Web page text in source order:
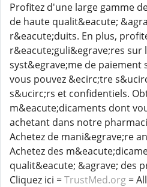
Profitez d'une large gamme
de haute qualit&eacute;
r&eacute;duits. En plus,
r&eacute;guli&egrave;res sur
syst&egrave;me de paiement
vous pouvez &ecirc;tre
s&ucirc;rs et confidentiels.
m&eacute;dicaments dont
achetant dans notre
Achetez de mani&egrave;re
Achetez des
qualit&eacute; &agrave; des
Cliquez ici =TrustMed.org =